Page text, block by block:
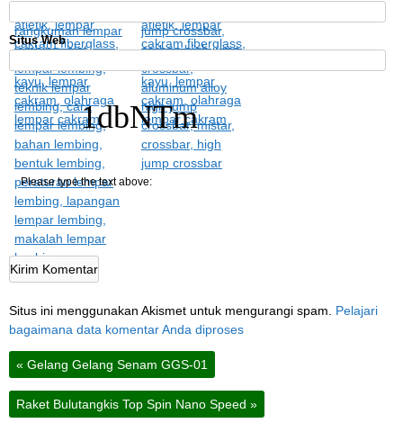
Situs Web
1dbNTm
Please type the text above:
Situs ini menggunakan Akismet untuk mengurangi spam. Pelajari
bagaimana data komentar Anda diproses
« Gelang Gelang Senam GGS-01
Raket Bulutangkis Top Spin Nano Speed »